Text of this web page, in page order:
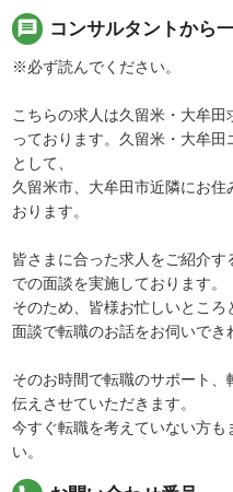
message コンサルタントから
※必ず読んでください。
こちらの求人は久留米・大牟
っております。久留米・大牟
として、
久留米市、大牟田市近隣にお
おります。
皆さまに合った求人をご紹介
での面談を実施しております。
そのため、皆様お忙しいとこ
面談で転職のお話をお伺いでき
そのお時間で転職のサポート
伝えさせていただきます。
今すぐ転職を考えていない方も
い。